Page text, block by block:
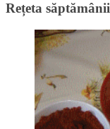
Rețeta săptămânii